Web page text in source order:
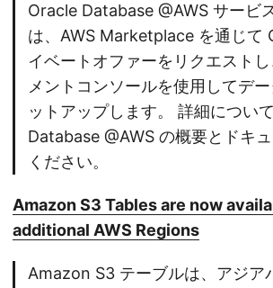
Oracle Database @AWS サービ
は、AWS Marketplace を通じて
イベートオファーをリクエスト
メントコンソールを使用してデ
ットアップします。 詳細につい
Database @AWS の概要とドキ
ください。
Amazon S3 Tables are now
additional AWS Regions
Amazon S3 テーブルは、アジア